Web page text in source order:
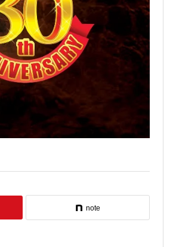
note